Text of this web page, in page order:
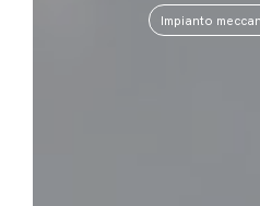
Impianto